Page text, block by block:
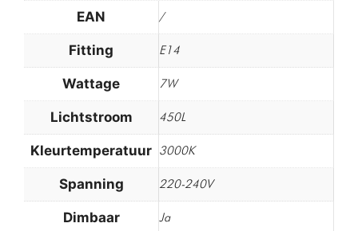
EAN /
Fitting E14
Wattage 7W
Lichtstroom 450L
Kleurtemperatuur 3000K
Spanning 220-240V
Dimbaar Ja